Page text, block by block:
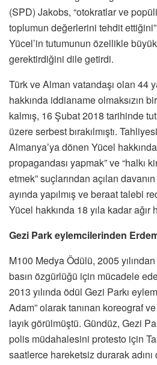
(SPD) Jakobs, “otokratlar ve
toplumun değerlerini tehdit
Yücel’in tutumunun özellikle
gerektirdiğini dile getirdi.
Türk ve Alman vatandaşı olan 44
hakkında iddianame olmaksızın
kalmış, 16 Şubat 2018 tarihinde
üzere serbest bırakılmıştı.
Almanya’ya dönen Yücel
propagandası yapmak” ve “halkı
etmek” suçlarından açılan
ayında yapılmış ve beraat talebi
Yücel hakkında 18 yıla kadar ağır
Gezi Park eylemcilerinden
M100 Medya Ödülü, 2005
basın özgürlüğü için mücadele
2013 yılında ödül Gezi Parkı
Adam” olarak tanınan koreograf
layık görülmüştü. Gündüz, Gezi
polis müdahalesini protesto için
saatlerce hareketsiz durarak